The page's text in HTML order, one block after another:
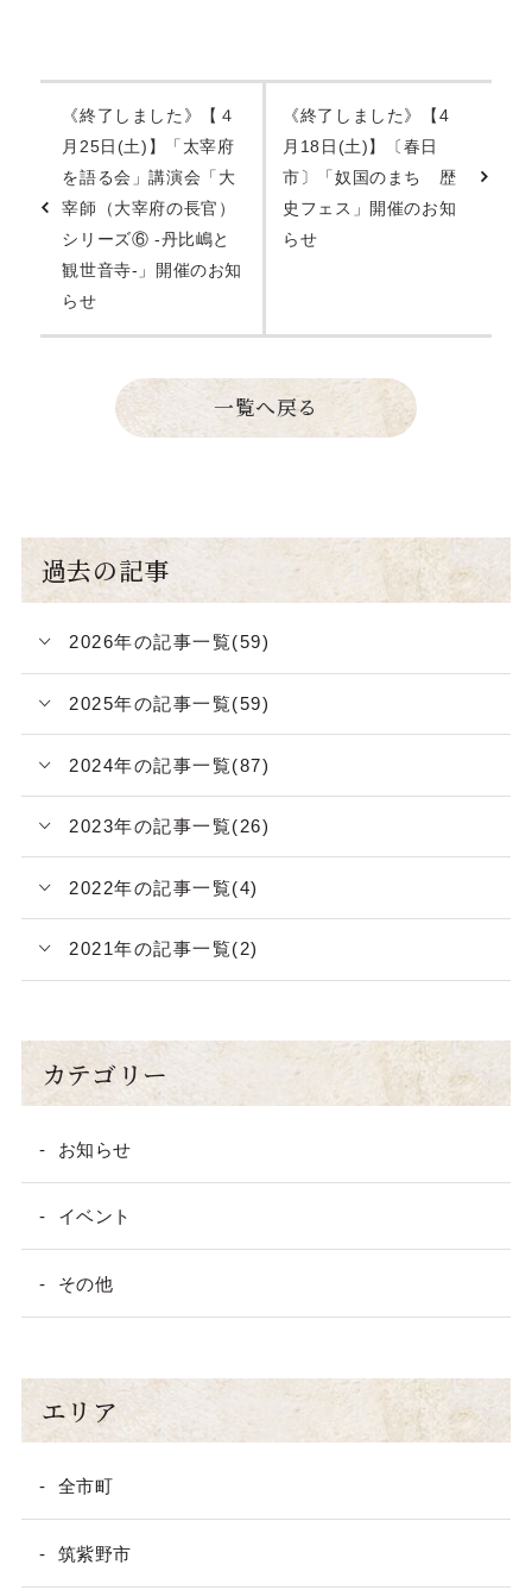
過去の記事
2026年の記事一覧(59)
2025年の記事一覧(59)
2024年の記事一覧(87)
2023年の記事一覧(26)
2022年の記事一覧(4)
2021年の記事一覧(2)
カテゴリー
お知らせ
イベント
その他
エリア
全市町
筑紫野市
《終了しました》【４
月25日(土)】「太宰府
を語る会」講演会「大
宰師（大宰府の長官）
シリーズ⑥ -丹比嶋と
観世音寺-」開催のお知
らせ
《終了しました》【4
月18日(土)】〔春日
市〕「奴国のまち 歴
史フェス」開催のお知
らせ
一覧へ戻る